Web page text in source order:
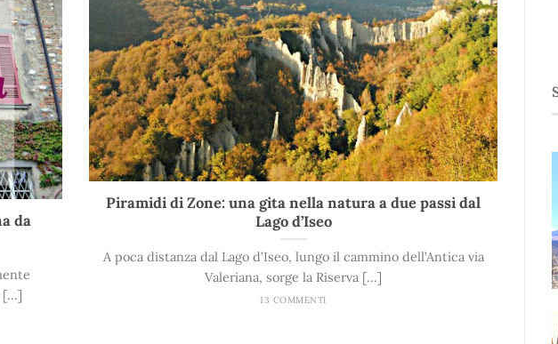
Piramidi di Zone: una gita nella natura a due passi dal
Lago d’Iseo
A poca distanza dal Lago d’Iseo, lungo il cammino dell’Antica via
Valeriana, sorge la Riserva [...]
13 COMMENTI
da